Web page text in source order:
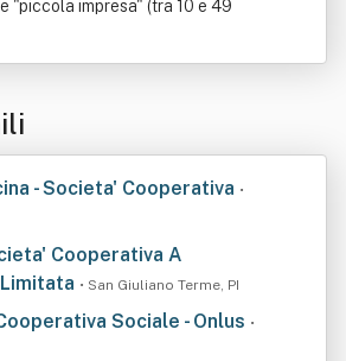
"piccola impresa" (tra 10 e 49
- Societa' Cooperativa •
Cooperativa A
• San Giuliano Terme, PI
Sociale - Onlus •